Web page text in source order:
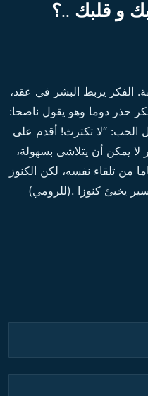
و قلبك ..؟
الفكر يربط البشر في عقد،
حذر دوما وهو يقول ناصحا:
الحب: “لا تكترث! أقدم على
يمكن أن يتلاشى بسهولة،
من تلقاء نفسه، لكن الكنوز
يخبئ كنوزا .(للرومي)